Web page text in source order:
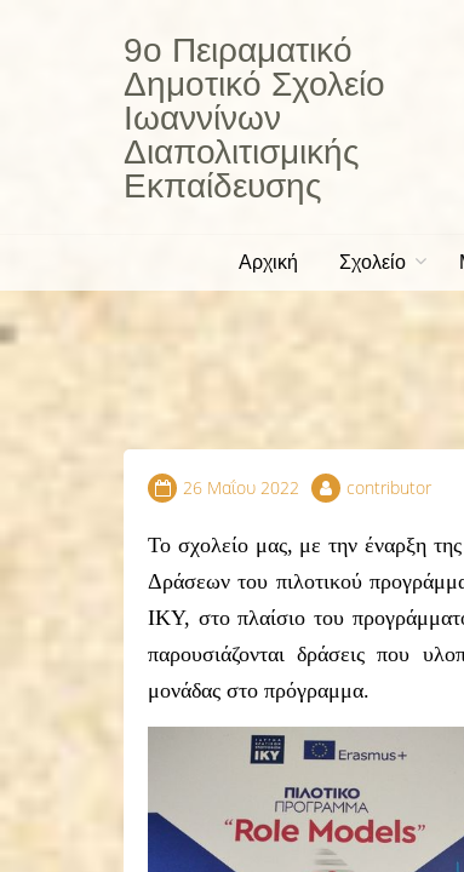
9ο Πειραματικό
Δημοτικό Σχολείο
Ιωαννίνων
Διαπολιτισμικής
Εκπαίδευσης
Αρχική Σχολείο
26 Μαΐου 2022 contributor
Το σχολείο μας, με την έναρξη
Δράσεων του πιλοτικού
ΙΚΥ, στο πλαίσιο του
παρουσιάζονται δράσεις που
μονάδας στο πρόγραμμα.